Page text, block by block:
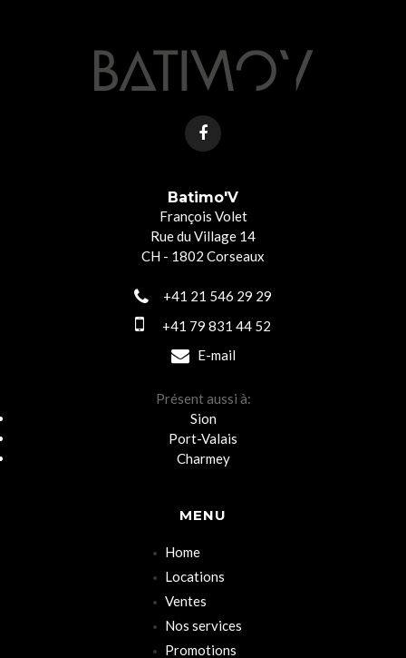
MENU
Home
Locations
Ventes
Nos services
Promotions
Batimo'V
François Volet
Rue du Village 14
CH - 1802 Corseaux
+41 21 546 29 29
+41 79 831 44 52
E-mail
Présent aussi à:
Sion
Port-Valais
Charmey